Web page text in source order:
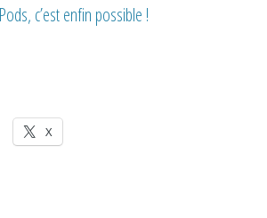
c’est enfin possible !
X